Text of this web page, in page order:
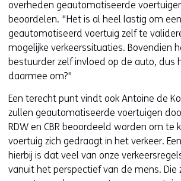
overheden geautomatiseerde
beoordelen. "Het is al heel lastig om een
geautomatiseerd voertuig zelf te
mogelijke verkeerssituaties. Bovendien
bestuurder zelf invloed op de auto, dus
daarmee om?"
Een terecht punt vindt ook Antoine de
zullen geautomatiseerde voertuigen
RDW en CBR beoordeeld worden om te
voertuig zich gedraagt in het verkeer.
hierbij is dat veel van onze
vanuit het perspectief van de mens. Die